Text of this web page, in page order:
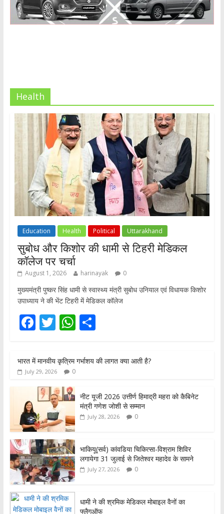
Health
Education Health Political Uttarakhand
सुबोध और किशोर की धामी से टिहरी मेडिकल
कॉलेज पर चर्चा
August 1, 2026 harinayak 0
मुख्यमंत्री पुष्कर सिंह धामी से स्वास्थ्य मंत्री सुबोध उनियाल एवं विधायक किशोर
उपाध्याय ने की भेंट टिहरी में मेडिकल कॉलेज
F
e
b
o
o
k
T
itt
er
W
at
s
p
p
S
ar
e
भारत में मानवीय कृत्रिम गर्भाशय की लागत क्या आती है?
July 29, 2026 0
नीट यूजी 2026 उत्तीर्ण हिमाद्री महरा को कैबिनेट
मंत्री गणेश जोशी से सम्मान
July 28, 2026 0
भाकियू(सर्व) कांवडिया चिकित्सा-विश्राम शिविर
लगायेगा 31 जुलाई से जितेश्वर महादेव के सामने
July 27, 2026 0
धामी ने की श्रमिक मेडिकल मोबाइल वैनों का
फ्लैगऑफ